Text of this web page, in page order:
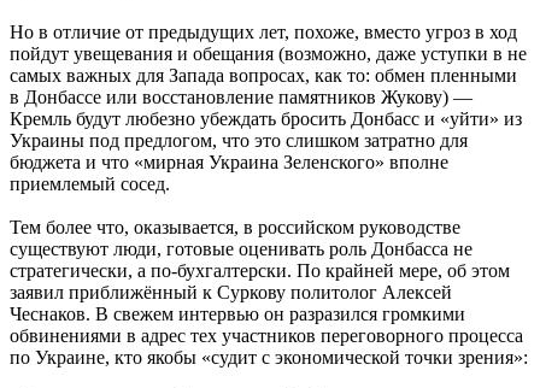
Но в отличие от предыдущих лет, похоже, вместо угроз в ход
пойдут увещевания и обещания (возможно, даже уступки в не
самых важных для Запада вопросах, как то: обмен пленными
в Донбассе или восстановление памятников Жукову) —
Кремль будут любезно убеждать бросить Донбасс и «уйти» из
Украины под предлогом, что это слишком затратно для
бюджета и что «мирная Украина Зеленского» вполне
приемлемый сосед.
Тем более что, оказывается, в российском руководстве
существуют люди, готовые оценивать роль Донбасса не
стратегически, а по-бухгалтерски. По крайней мере, об этом
заявил приближённый к Суркову политолог Алексей
Чеснаков. В свежем интервью он разразился громкими
обвинениями в адрес тех участников переговорного процесса
по Украине, кто якобы «судит с экономической точки зрения»: